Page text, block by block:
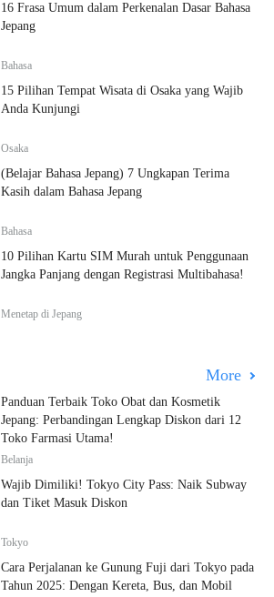
16 Frasa Umum dalam Perkenalan Dasar Bahasa
Jepang
Bahasa
15 Pilihan Tempat Wisata di Osaka yang Wajib
Anda Kunjungi
Osaka
(Belajar Bahasa Jepang) 7 Ungkapan Terima
Kasih dalam Bahasa Jepang
Bahasa
10 Pilihan Kartu SIM Murah untuk Penggunaan
Jangka Panjang dengan Registrasi Multibahasa!
Menetap di Jepang
More
Panduan Terbaik Toko Obat dan Kosmetik
Jepang: Perbandingan Lengkap Diskon dari 12
Toko Farmasi Utama!
Belanja
Wajib Dimiliki! Tokyo City Pass: Naik Subway
dan Tiket Masuk Diskon
Tokyo
Cara Perjalanan ke Gunung Fuji dari Tokyo pada
Tahun 2025: Dengan Kereta, Bus, dan Mobil